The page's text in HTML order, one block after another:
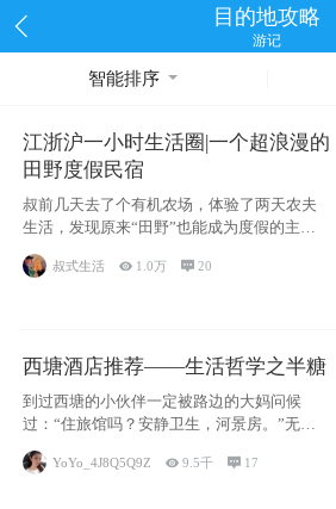
目的地攻略
游记
智能排序
江浙沪一小时生活圈|一个超浪漫的
田野度假民宿
叔前几天去了个有机农场，体验了两天农夫
生活，发现原来“田野”也能成为度假的主旋
律。江
叔式生活  1.0万 20
西塘酒店推荐——生活哲学之半糖
到过西塘的小伙伴一定被路边的大妈问候
过：“住旅馆吗？安静卫生，河景房。”无意
YoYo_4J8Q5Q9Z 9.5千  17